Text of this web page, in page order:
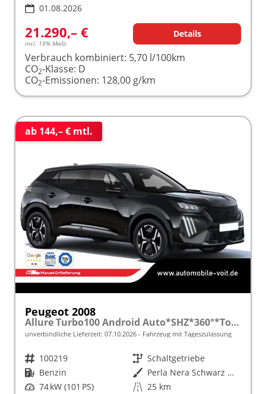
01.08.2026
21.290,– €
incl. 19% MwSt.
Details
Verbrauch kombiniert: 5,70 l/100km
CO2-Klasse: D
CO2-Emissionen: 128,00 g/km
ab 144,– € mtl.
Peugeot 2008
Allure Turbo100 Android Auto*SHZ*360°*Totwinkel*Klimaauto
unverbindliche Lieferzeit: 07.10.2026 Fahrzeug mit Tageszulassung
Fahrzeugnr. 100219 Getriebe Schaltgetriebe
Kraftstoff Benzin Außenfarbe
Perla Nera Schwarz Metallic
Leistung 74 kW (101 PS) Kilometerstand 25 km